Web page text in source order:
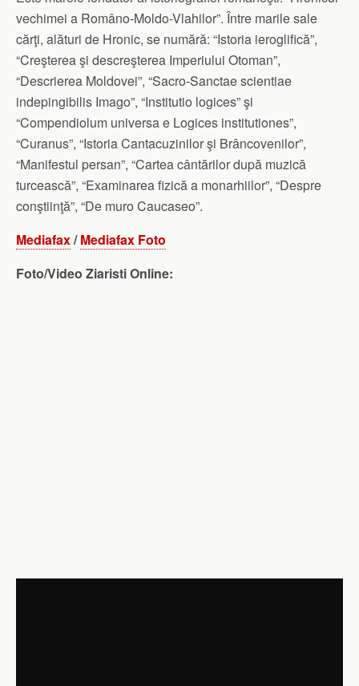
vechimei a Româno-Moldo-Vlahilor”. Între marile sale
cărţi, alături de Hronic, se numără: “Istoria ieroglifică”,
“Creşterea şi descreşterea Imperiului Otoman”,
“Descrierea Moldovei”, “Sacro-Sanctae scientiae
indepingibilis Imago”, “Institutio logices” şi
“Compendiolum universa e Logices institutiones”,
“Curanus”, “Istoria Cantacuzinilor şi Brâncovenilor”,
“Manifestul persan”, “Cartea cântărilor după muzică
turcească”, “Examinarea fizică a monarhiilor”, “Despre
conştiinţă”, “De muro Caucaseo”.
Mediafax/Mediafax Foto
Foto/Video Ziaristi Online: